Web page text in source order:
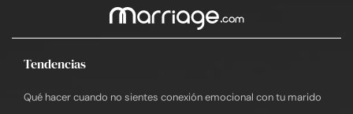
Tendencias
Qué hacer cuando no sientes conexión emocional con tu marido